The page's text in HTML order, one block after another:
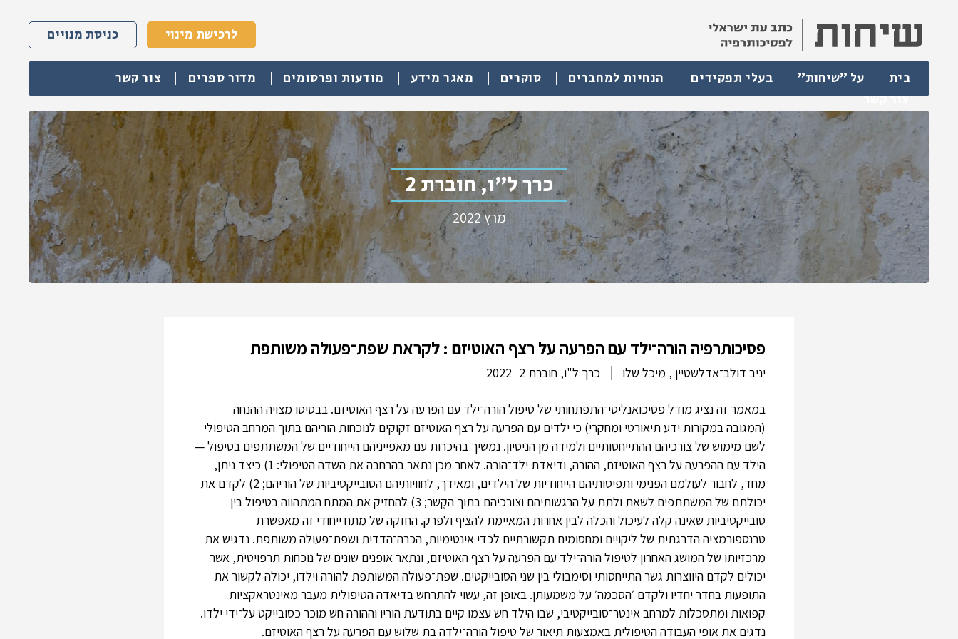
לרכישת מינוי כניסת מנויים
בית על "שיחות" בעלי תפקידים הנחיות למחברים סוקרים מאגר מידע מודעות ופרסומים מדור ספרים
צור קשר
צור קשר
כרך ל"ו, חוברת 2
מרץ 2022
פסיכותרפיה הורה־ילד עם הפרעה על רצף האוטיזם : לקראת שפת־פעולה משותפת
יניב דולב־אדלשטיין , מיכל שלו כרך ל"ו, חוברת 2 2022
במאמר זה נציג מודל פסיכואנליטי־התפתחותי של טיפול הורה־ילד עם הפרעה על רצף האוטיזם. בבסיסו מצויה ההנחה
(המגובה במקורות ידע תיאורטי ומחקרי) כי ילדים עם הפרעה על רצף האוטיזם זקוקים לנוכחות הוריהם בתוך המרחב הטיפולי
לשם מימוש של צורכיהם ההתייחסותיים ולמידה מן הניסיון. נמשיך בהיכרות עם מאפייניהם הייחודיים של המשתתפים בטיפול —
הילד עם ההפרעה על רצף האוטיזם, ההורה, ודיאדת ילד־הורה. לאחר מכן נתאר בהרחבה את השדה הטיפולי: 1) כיצד ניתן,
מחד, לחבור לעולמם הפנימי ותפיסותיהם הייחודיות של הילדים, ומאידך, לחוויותיהם הסובייקטיביות של הוריהם; 2) לקדם את
יכולתם של המשתתפים לשאת ולתת על הרגשותיהם וצורכיהם בתוך הקֶשר; 3) להחזיק את המתח המתהווה בטיפול בין
סובייקטיביות שאינה קלה לעיכול והכלה לבין אחֵרוּת המאיימת להציף ולפרק. החזקה של מתח ייחודי זה מאפשרת
טרנספורמציה הדרגתית של ליקויים ומחסומים תקשורתיים לכדי אינטימיות, הכרה־הדדית ושפת־פעולה משותפת. נדגיש את
מרכזיותו של המושג האחרון לטיפול הורה־ילד עם הפרעה על רצף האוטיזם, ונתאר אופנים שונים של נוכחות תרפויטית, אשר
יכולים לקדם היווצרות גשר התייחסותי וסימבולי בין שני הסובייקטים. שפת־פעולה המשותפת להורה וילדו, יכולה לקשור את
התופעות בחדר יחדיו ולקדם ׳הסכמה׳ על משמעותן. באופן זה, עשוי להתרחש בדיאדה הטיפולית מעבר מאינטראקציות
קפואות ומתסכלות למרחב אינטר־סובייקטיבי, שבו הילד חש עצמו קיים בתודעת הוריו וההורה חש מוכר כסובייקט על־ידי ילדו.
נדגים את אופי העבודה הטיפולית באמצעות תיאור של טיפול הורה־ילדה בת שלוש עם הפרעה על רצף האוטיזם.